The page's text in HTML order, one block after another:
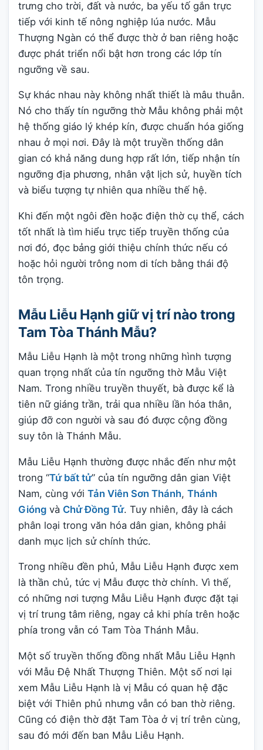
trưng cho trời, đất và nước, ba yếu tố gắn trực
tiếp với kinh tế nông nghiệp lúa nước. Mẫu
Thượng Ngàn có thể được thờ ở ban riêng hoặc
được phát triển nổi bật hơn trong các lớp tín
ngưỡng về sau.
Sự khác nhau này không nhất thiết là mâu thuẫn.
Nó cho thấy tín ngưỡng thờ Mẫu không phải một
hệ thống giáo lý khép kín, được chuẩn hóa giống
nhau ở mọi nơi. Đây là một truyền thống dân
gian có khả năng dung hợp rất lớn, tiếp nhận tín
ngưỡng địa phương, nhân vật lịch sử, huyền tích
và biểu tượng tự nhiên qua nhiều thế hệ.
Khi đến một ngôi đền hoặc điện thờ cụ thể, cách
tốt nhất là tìm hiểu trực tiếp truyền thống của
nơi đó, đọc bảng giới thiệu chính thức nếu có
hoặc hỏi người trông nom di tích bằng thái độ
tôn trọng.
Mẫu Liễu Hạnh giữ vị trí nào trong
Tam Tòa Thánh Mẫu?
Mẫu Liễu Hạnh là một trong những hình tượng
quan trọng nhất của tín ngưỡng thờ Mẫu Việt
Nam. Trong nhiều truyền thuyết, bà được kể là
tiên nữ giáng trần, trải qua nhiều lần hóa thân,
giúp đỡ con người và sau đó được cộng đồng
suy tôn là Thánh Mẫu.
Mẫu Liễu Hạnh thường được nhắc đến như một
trong “Tứ bất tử” của tín ngưỡng dân gian Việt
Nam, cùng với Tản Viên Sơn Thánh, Thánh
Gióng và Chử Đồng Tử. Tuy nhiên, đây là cách
phân loại trong văn hóa dân gian, không phải
danh mục lịch sử chính thức.
Trong nhiều đền phủ, Mẫu Liễu Hạnh được xem
là thần chủ, tức vị Mẫu được thờ chính. Vì thế,
có những nơi tượng Mẫu Liễu Hạnh được đặt tại
vị trí trung tâm riêng, ngay cả khi phía trên hoặc
phía trong vẫn có Tam Tòa Thánh Mẫu.
Một số truyền thống đồng nhất Mẫu Liễu Hạnh
với Mẫu Đệ Nhất Thượng Thiên. Một số nơi lại
xem Mẫu Liễu Hạnh là vị Mẫu có quan hệ đặc
biệt với Thiên phủ nhưng vẫn có ban thờ riêng.
Cũng có điện thờ đặt Tam Tòa ở vị trí trên cùng,
sau đó mới đến ban Mẫu Liễu Hạnh.